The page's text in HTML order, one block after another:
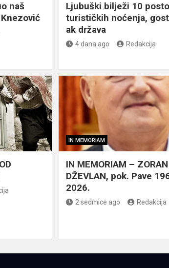
naš
Ljubuški bilježi 10
turističkih noćenja,
ak država
4 dana ago Redakcija
IN MEMORIAM
IN MEMORIAM – ZORAN
DŽEVLAN, pok. Pave
2026.
2 sedmice ago Redakcija